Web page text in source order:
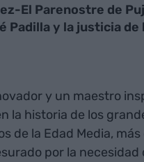
El Parenostre de
Padilla y la justicia de
y un maestro
la historia de los
de la Edad Media,
por la necesidad